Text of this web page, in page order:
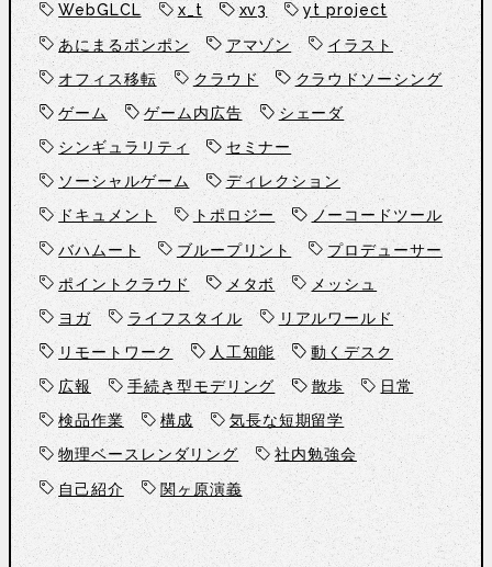
WebGLCL
x_t xv3
yt project
あにまるポンポン
アマゾン
イラスト
オフィス移転
クラウド
クラウドソーシング
ゲーム
ゲーム内広告
シェーダ
シンギュラリティ
セミナー
ソーシャルゲーム
ディレクション
ドキュメント
トポロジー
ノーコードツール
バハムート
ブループリント
プロデューサー
ポイントクラウド
メタボ
メッシュ
ヨガ
ライフスタイル
リアルワールド
リモートワーク
人工知能
動くデスク
広報
手続き型モデリング 散歩
日常
検品作業
構成
気長な短期留学
物理ベースレンダリング
社内勉強会
自己紹介
関ヶ原演義